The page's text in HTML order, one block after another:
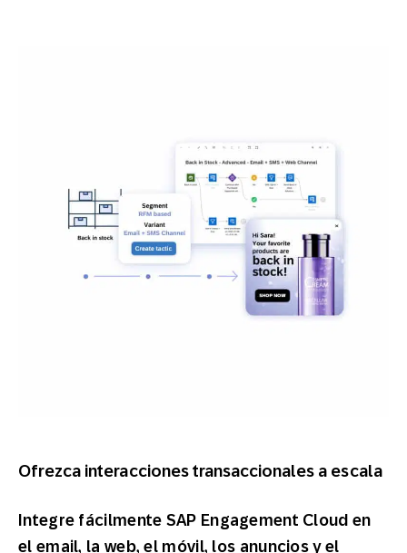
Ofrezca interacciones transaccionales a escala
Integre fácilmente SAP Engagement Cloud en
el email, la web, el móvil, los anuncios y el